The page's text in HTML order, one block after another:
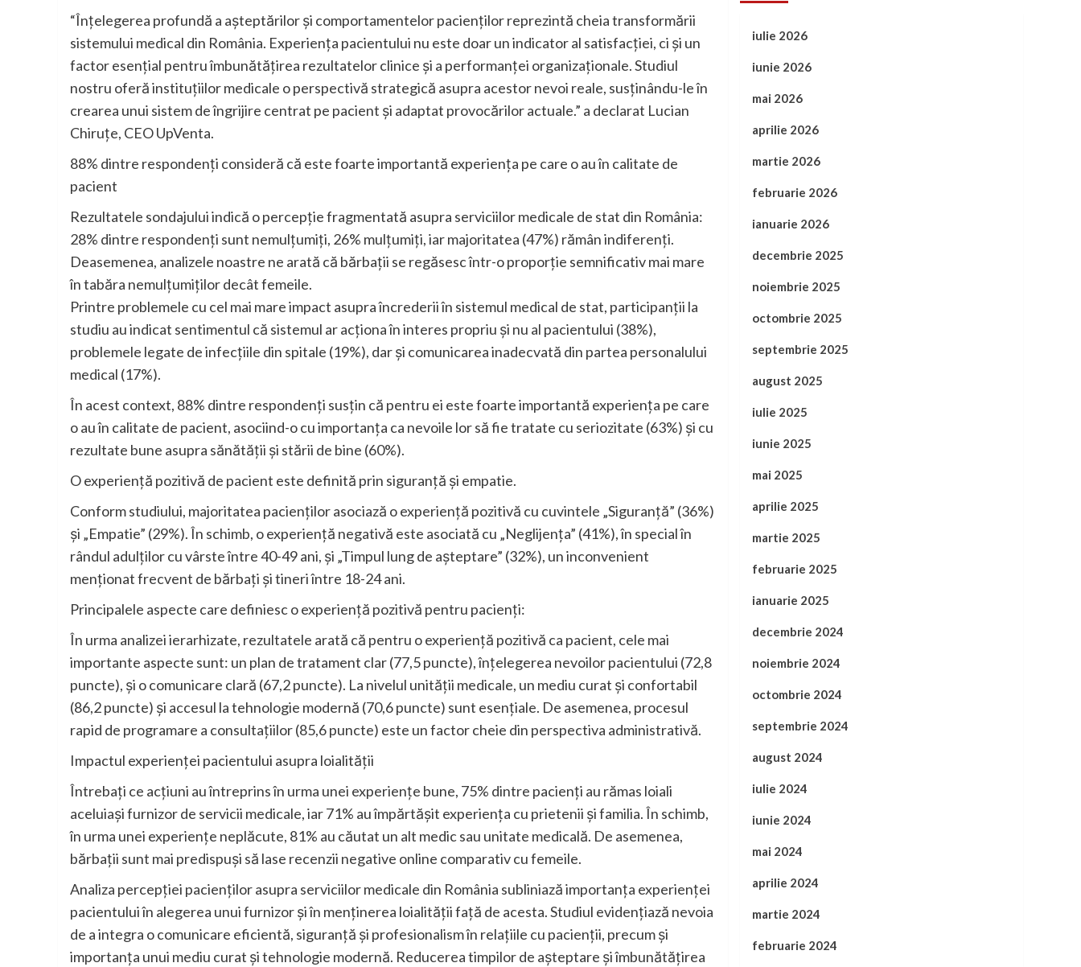
“Înțelegerea profundă a așteptărilor și comportamentelor pacienților reprezintă cheia transformării
sistemului medical din România. Experiența pacientului nu este doar un indicator al satisfacției, ci și un
factor esențial pentru îmbunătățirea rezultatelor clinice și a performanței organizaționale. Studiul
nostru oferă instituțiilor medicale o perspectivă strategică asupra acestor nevoi reale, susținându-le în
crearea unui sistem de îngrijire centrat pe pacient și adaptat provocărilor actuale.” a declarat Lucian
Chiruțe, CEO UpVenta.
88% dintre respondenți consideră că este foarte importantă experiența pe care o au în calitate de
pacient
Rezultatele sondajului indică o percepție fragmentată asupra serviciilor medicale de stat din România:
28% dintre respondenți sunt nemulțumiți, 26% mulțumiți, iar majoritatea (47%) rămân indiferenți.
Deasemenea, analizele noastre ne arată că bărbații se regăsesc într-o proporție semnificativ mai mare
în tabăra nemulțumiților decât femeile.
Printre problemele cu cel mai mare impact asupra încrederii în sistemul medical de stat, participanții la
studiu au indicat sentimentul că sistemul ar acționa în interes propriu și nu al pacientului (38%),
problemele legate de infecțiile din spitale (19%), dar și comunicarea inadecvată din partea personalului
medical (17%).
În acest context, 88% dintre respondenți susțin că pentru ei este foarte importantă experiența pe care
o au în calitate de pacient, asociind-o cu importanța ca nevoile lor să fie tratate cu seriozitate (63%) și cu
rezultate bune asupra sănătății și stării de bine (60%).
O experiență pozitivă de pacient este definită prin siguranță și empatie.
Conform studiului, majoritatea pacienților asociază o experiență pozitivă cu cuvintele „Siguranță” (36%)
și „Empatie” (29%). În schimb, o experiență negativă este asociată cu „Neglijența” (41%), în special în
rândul adulților cu vârste între 40-49 ani, și „Timpul lung de așteptare” (32%), un inconvenient
menționat frecvent de bărbați și tineri între 18-24 ani.
Principalele aspecte care definiesc o experiență pozitivă pentru pacienți:
În urma analizei ierarhizate, rezultatele arată că pentru o experiență pozitivă ca pacient, cele mai
importante aspecte sunt: un plan de tratament clar (77,5 puncte), înțelegerea nevoilor pacientului (72,8
puncte), și o comunicare clară (67,2 puncte). La nivelul unității medicale, un mediu curat și confortabil
(86,2 puncte) și accesul la tehnologie modernă (70,6 puncte) sunt esențiale. De asemenea, procesul
rapid de programare a consultațiilor (85,6 puncte) este un factor cheie din perspectiva administrativă.
Impactul experienței pacientului asupra loialității
Întrebați ce acțiuni au întreprins în urma unei experiențe bune, 75% dintre pacienți au rămas loiali
aceluiași furnizor de servicii medicale, iar 71% au împărtășit experiența cu prietenii și familia. În schimb,
în urma unei experiențe neplăcute, 81% au căutat un alt medic sau unitate medicală. De asemenea,
bărbații sunt mai predispuși să lase recenzii negative online comparativ cu femeile.
Analiza percepției pacienților asupra serviciilor medicale din România subliniază importanța experienței
pacientului în alegerea unui furnizor și în menținerea loialității față de acesta. Studiul evidențiază nevoia
de a integra o comunicare eficientă, siguranță și profesionalism în relațiile cu pacienții, precum și
importanța unui mediu curat și tehnologie modernă. Reducerea timpilor de așteptare și îmbunătățirea
iulie 2026
iunie 2026
mai 2026
aprilie 2026
martie 2026
februarie 2026
ianuarie 2026
decembrie 2025
noiembrie 2025
octombrie 2025
septembrie 2025
august 2025
iulie 2025
iunie 2025
mai 2025
aprilie 2025
martie 2025
februarie 2025
ianuarie 2025
decembrie 2024
noiembrie 2024
octombrie 2024
septembrie 2024
august 2024
iulie 2024
iunie 2024
mai 2024
aprilie 2024
martie 2024
februarie 2024